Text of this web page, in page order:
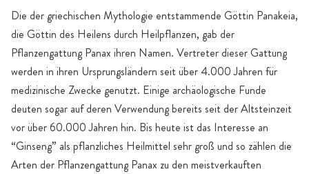
Die der griechischen Mythologie entstammende Göttin Panakeia,
die Göttin des Heilens durch Heilpflanzen, gab der
Pflanzengattung Panax ihren Namen. Vertreter dieser Gattung
werden in ihren Ursprungsländern seit über 4.000 Jahren für
medizinische Zwecke genutzt. Einige archäologische Funde
deuten sogar auf deren Verwendung bereits seit der Altsteinzeit
vor über 60.000 Jahren hin. Bis heute ist das Interesse an
“Ginseng” als pflanzliches Heilmittel sehr groß und so zählen die
Arten der Pflanzengattung Panax zu den meistverkauften